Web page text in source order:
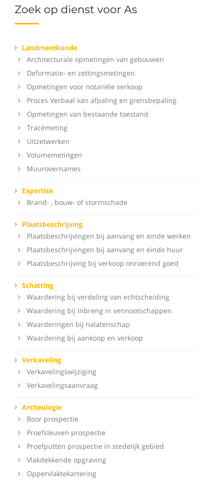
Zoek op dienst voor As
Landmeetkunde
Architecturale opmetingen van gebouwen
Deformatie- en zettingsmetingen
Opmetingen voor notariële verkoop
Proces Verbaal van afpaling en grensbepaling
Opmetingen van bestaande toestand
Tracémeting
Uitzetwerken
Volumemetingen
Muurovernames
Expertise
Brand- , bouw- of stormschade
Plaatsbeschrijving
Plaatsbeschrijvingen bij aanvang en einde werken
Plaatsbeschrijvingen bij aanvang en einde huur
Plaatsbeschrijving bij verkoop onroerend goed
Schatting
Waardering bij verdeling van echtscheiding
Waardering bij Inbreng in vennootschappen
Waarderingen bij nalatenschap
Waardering bij aankoop en verkoop
Verkaveling
Verkavelingswijziging
Verkavelingsaanvraag
Archeologie
Boor prospectie
Proefsleuven prospectie
Proefputten prospectie in stedelijk gebied
Vlakdekkende opgraving
Oppervlaktekartering